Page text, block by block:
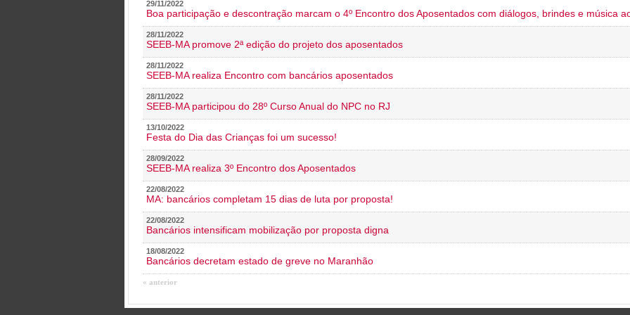
29/11/2022
Boa participação e descontração marcam o 4º Encontro dos Aposentados com diálogos, brindes e música
28/11/2022
SEEB-MA promove 2ª edição do projeto dos aposentados
28/11/2022
SEEB-MA realiza Encontro com bancários aposentados
28/11/2022
SEEB-MA participou do 28º Curso Anual do NPC no RJ
13/10/2022
Festa do Dia das Crianças foi um sucesso!
28/09/2022
SEEB-MA realiza 3º Encontro dos Aposentados
22/08/2022
MA: bancários completam 15 dias de luta por proposta!
22/08/2022
Bancários intensificam mobilização por proposta digna
18/08/2022
Bancários decretam estado de greve no Maranhão
« anterior